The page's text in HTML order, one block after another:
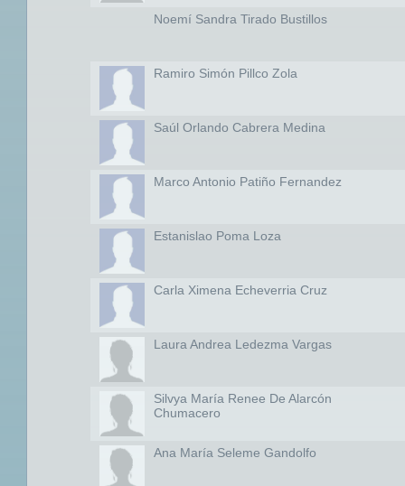
Noemí Sandra Tirado Bustillos
Ramiro Simón Pillco Zola
Saúl Orlando Cabrera Medina
Marco Antonio Patiño Fernandez
Estanislao Poma Loza
Carla Ximena Echeverria Cruz
Laura Andrea Ledezma Vargas
Silvya María Renee De Alarcón
Chumacero
Ana María Seleme Gandolfo